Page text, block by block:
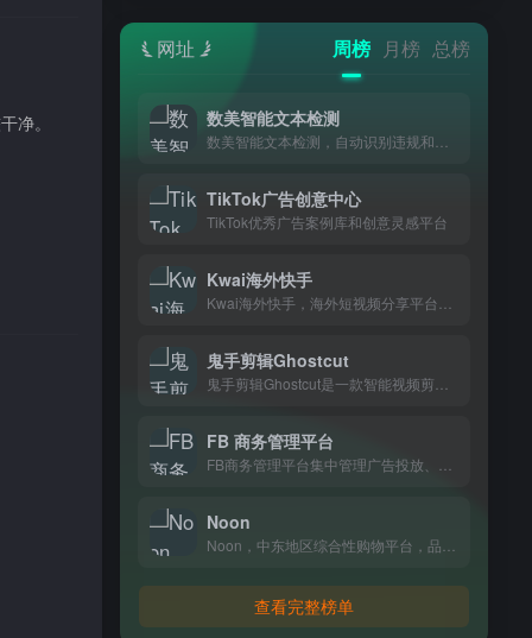
净。
网址 周榜 月榜 总榜
数美智能文本检测
TikTok广告创意中心
TikTok优秀广告案例库和创意灵感平台
Kwai海外快手
鬼手剪辑Ghostcut
FB 商务管理平台
Noon
查看完整榜单